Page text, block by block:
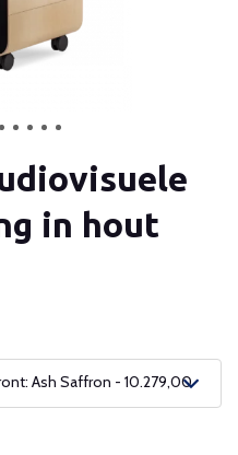
in hout
Ash Saffron - 10.279,00